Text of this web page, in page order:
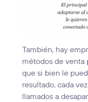
También, hay
métodos de venta
que si bien le
resultado, cada
llamados a